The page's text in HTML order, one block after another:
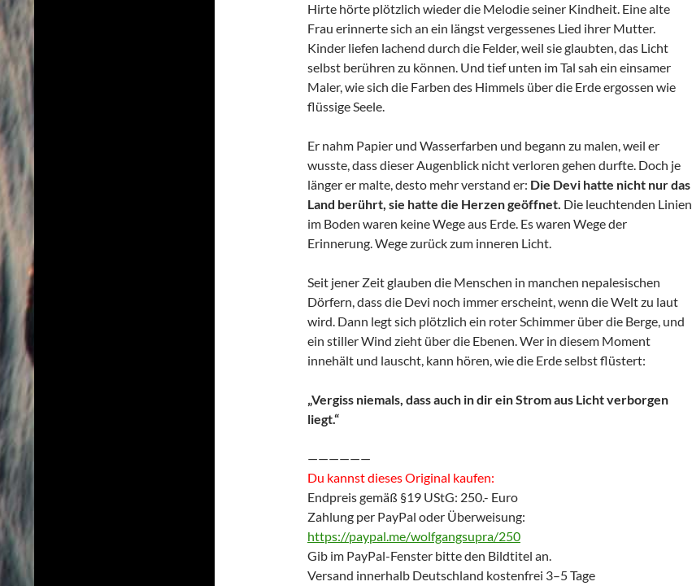
Hirte hörte plötzlich wieder die Melodie seiner Kindheit. Eine alte
Frau erinnerte sich an ein längst vergessenes Lied ihrer Mutter.
Kinder liefen lachend durch die Felder, weil sie glaubten, das Licht
selbst berühren zu können. Und tief unten im Tal sah ein einsamer
Maler, wie sich die Farben des Himmels über die Erde ergossen wie
flüssige Seele.
Er nahm Papier und Wasserfarben und begann zu malen, weil er
wusste, dass dieser Augenblick nicht verloren gehen durfte. Doch je
länger er malte, desto mehr verstand er: Die Devi hatte nicht nur das
Land berührt, sie hatte die Herzen geöffnet. Die leuchtenden Linien
im Boden waren keine Wege aus Erde. Es waren Wege der
Erinnerung. Wege zurück zum inneren Licht.
Seit jener Zeit glauben die Menschen in manchen nepalesischen
Dörfern, dass die Devi noch immer erscheint, wenn die Welt zu laut
wird. Dann legt sich plötzlich ein roter Schimmer über die Berge, und
ein stiller Wind zieht über die Ebenen. Wer in diesem Moment
innehält und lauscht, kann hören, wie die Erde selbst flüstert:
„Vergiss niemals, dass auch in dir ein Strom aus Licht verborgen
liegt.“
——————
Du kannst dieses Original kaufen:
Endpreis gemäß §19 UStG: 250.- Euro
Zahlung per PayPal oder Überweisung:
https://paypal.me/wolfgangsupra/250
Gib im PayPal-Fenster bitte den Bildtitel an.
Versand innerhalb Deutschland kostenfrei 3–5 Tage